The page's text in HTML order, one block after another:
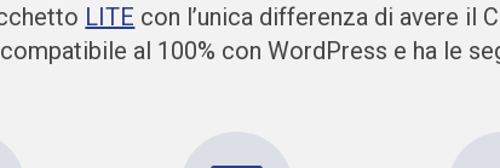
LITE con l’unica differenza di avere il
al 100% con WordPress e ha le